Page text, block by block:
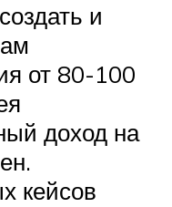
и
от 80-100
доход на
кейсов